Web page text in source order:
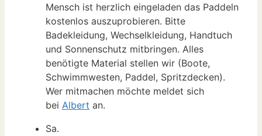
Mensch ist herzlich eingeladen das Paddeln
kostenlos auszuprobieren. Bitte
Badekleidung, Wechselkleidung, Handtuch
und Sonnenschutz mitbringen. Alles
benötigte Material stellen wir (Boote,
Schwimmwesten, Paddel, Spritzdecken).
Wer mitmachen möchte meldet sich
bei Albert an.
Sa.